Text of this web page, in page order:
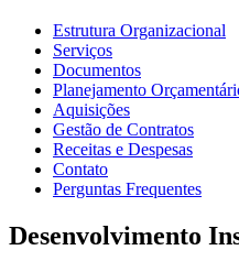
Estrutura Organizacional
Serviços
Documentos
Planejamento
Aquisições
Gestão de Contratos
Receitas e Despesas
Contato
Perguntas Frequentes
Desenvolvimento